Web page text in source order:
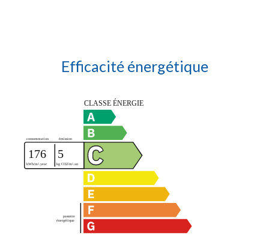
Efficacité énergétique